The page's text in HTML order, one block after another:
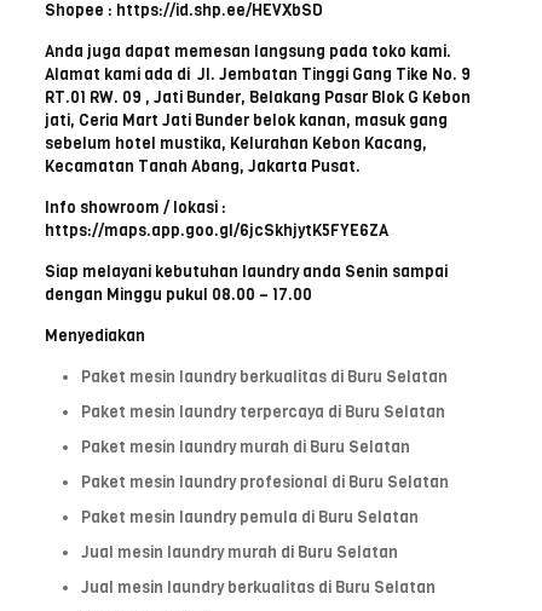
Shopee : https://id.shp.ee/HEVXbSD
Anda juga dapat memesan langsung pada toko kami.
Alamat kami ada di Jl. Jembatan Tinggi Gang Tike No. 9
RT.01 RW. 09 , Jati Bunder, Belakang Pasar Blok G Kebon
jati, Ceria Mart Jati Bunder belok kanan, masuk gang
sebelum hotel mustika, Kelurahan Kebon Kacang,
Kecamatan Tanah Abang, Jakarta Pusat.
Info showroom / lokasi :
https://maps.app.goo.gl/6jcSkhjytK5FYE6ZA
Siap melayani kebutuhan laundry anda Senin sampai
dengan Minggu pukul 08.00 – 17.00
Menyediakan
Paket mesin laundry berkualitas di Buru Selatan
Paket mesin laundry terpercaya di Buru Selatan
Paket mesin laundry murah di Buru Selatan
Paket mesin laundry profesional di Buru Selatan
Paket mesin laundry pemula di Buru Selatan
Jual mesin laundry murah di Buru Selatan
Jual mesin laundry berkualitas di Buru Selatan